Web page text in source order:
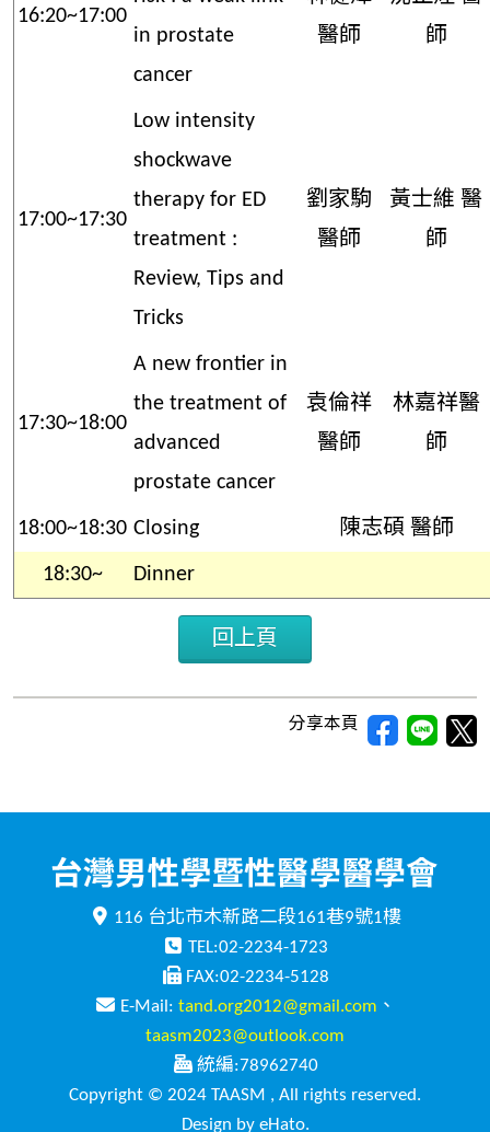
16:20~17:00
in prostate
cancer
醫師
師
17:00~17:30
Low intensity
shockwave
therapy for ED
treatment :
Review, Tips and
Tricks
劉家駒
醫師
黃士維 醫
師
17:30~18:00
A new frontier in
the treatment of
advanced
prostate cancer
袁倫祥
醫師
林嘉祥醫
師
18:00~18:30 Closing 陳志碩 醫師
18:30~ Dinner
回上頁
分享本頁
116 台北市木新路二段161巷9號1樓
TEL:02-2234-1723
FAX:02-2234-5128
E-Mail: tand.org2012@gmail.com 、
taasm2023@outlook.com
統編:78962740
Copyright © 2024 TAASM , All rights reserved.
Design by eHato.